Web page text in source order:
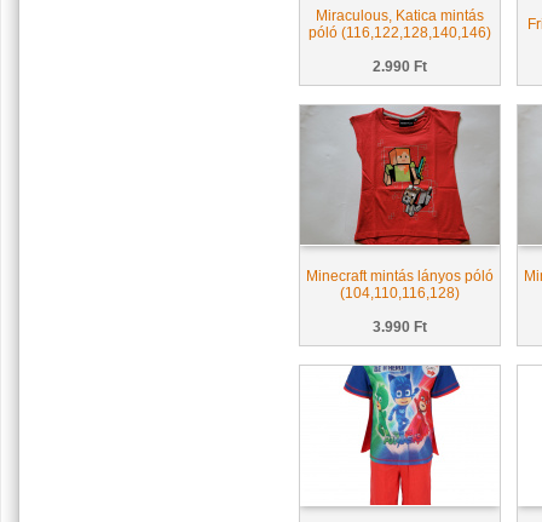
Miraculous, Katica mintás
póló (116,122,128,140,146)
2.990 Ft
Minecraft mintás lányos póló
(104,110,116,128)
3.990 Ft